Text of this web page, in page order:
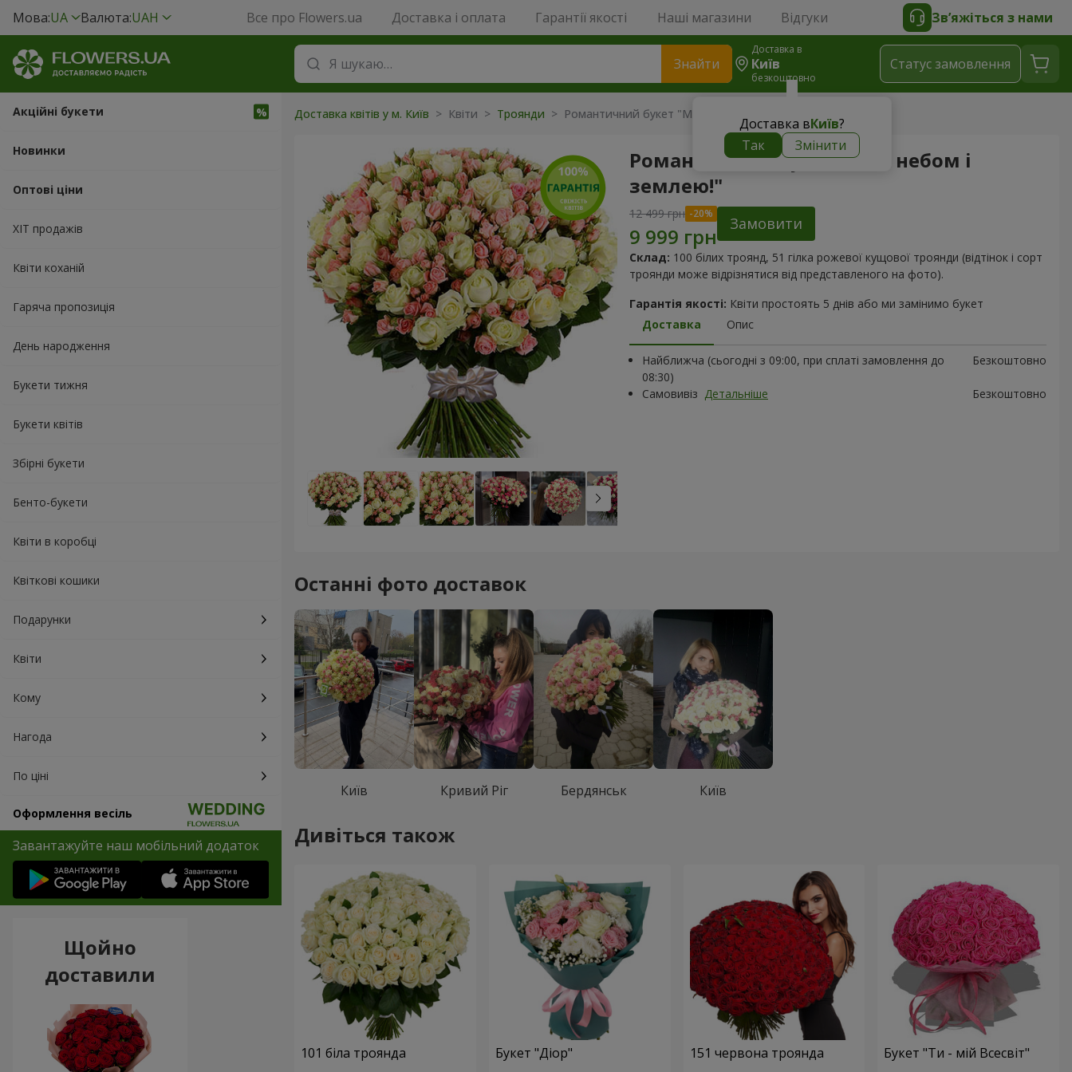
Мова:UA Валюта:UAH Все про Flowers.ua Доставка і оплата Гарантії якості Наші магазини Відгуки Зв’яжіться з нами
Знайти
Доставка в
Київ
безкоштовно
Доставка вКиїв?
Так
Змінити
Статус замовлення
Акційні букети
Новинки
Оптові ціни
ХІТ продажів
Квіти коханій
Гаряча пропозиція
День народження
Букети тижня
Букети квітів
Збірні букети
Бенто-букети
Квіти в коробці
Квіткові кошики
Подарунки
Квіти
Кому
Нагода
По ціні
Оформлення весіль
Завантажуйте наш мобільний додаток
Доставка квітів у м. Київ > Квіти > Троянди > Романтичний букет "Між небом і землею!"
Романтичний букет "Між небом і
землею!"
12 499 грн
Замовити
Склад: 100 білих троянд, 51 гілка рожевої кущової троянди (відтінок і сорт
троянди може відрізнятися від представленого на фото).
Гарантія якості: Квіти простоять 5 днів або ми замінимо букет
Доставка
Опис
Найближча (сьогодні з 09:00, при сплаті замовлення до
08:30)
Безкоштовно
Самовивіз Детальніше Безкоштовно
Останні фото доставок
Київ Кривий Ріг Бердянськ Київ
Дивіться також
101 біла троянда Букет "Діор" 151 червона троянда Букет "Ти - мій Всесвіт"
Щойно
доставили